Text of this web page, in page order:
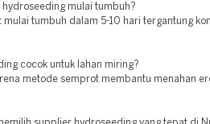
hydroseeding mulai tumbuh?
mulai tumbuh dalam 5-10 hari tergantung
cocok untuk lahan miring?
metode semprot membantu menahan